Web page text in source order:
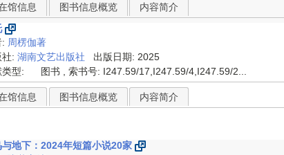
馆信息 图书信息概览
内容简介
周楞伽著
社:湖南文艺出版社
出版日期: 2025
型:
图书 , 索书号: I247.59/17,I247.59/4,I247.59/2...
馆信息 图书信息概览 内容简介
与地下：2024年短篇小说20家